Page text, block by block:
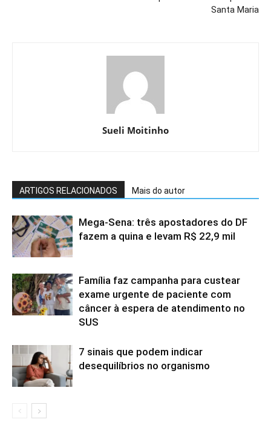
Santa Maria
Sueli Moitinho
ARTIGOS RELACIONADOS Mais do autor
Mega-Sena: três apostadores do DF
fazem a quina e levam R$ 22,9 mil
Família faz campanha para custear
exame urgente de paciente com
câncer à espera de atendimento no
SUS
7 sinais que podem indicar
desequilíbrios no organismo